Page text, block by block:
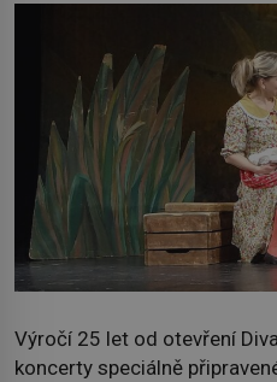
Výročí 25 let od otevření
koncerty speciálně